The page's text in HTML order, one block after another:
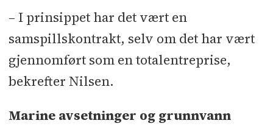
– I prinsippet har det vært en
samspillskontrakt, selv om det har vært
gjennomført som en totalentreprise,
bekrefter Nilsen.
Marine avsetninger og grunnvann